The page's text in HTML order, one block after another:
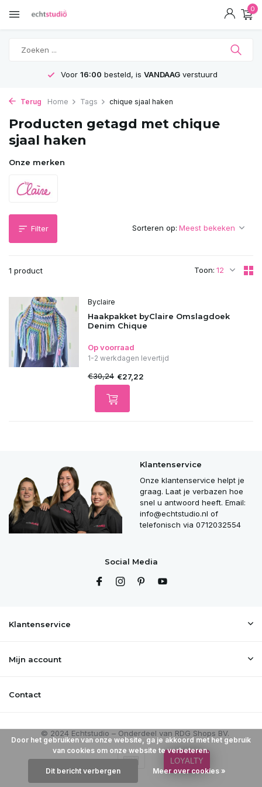
0
Voor 16:00 besteld, is VANDAAGverstuurd
Terug Home Tags chique sjaal haken
Producten getagd met chique
sjaal haken
Onze merken
Filter
1 product Toon:
Sorteren op:
Byclaire
Haakpakket byClaire Omslagdoek
Denim Chique
Op voorraad
1-2 werkdagen levertijd
€30,24 €27,22
Klantenservice
Onze klantenservice helpt je
graag. Laat je verbazen hoe
snel u antwoord heeft. Email:
info@echtstudio.nl of
telefonisch via 0712032554
Social Media
Klantenservice
Mijn account
Contact
Door het gebruiken van onze website, ga je akkoord met het gebruik
van cookies om onze website te verbeteren.
Dit bericht verbergen Meer over cookies »
LOYALTY